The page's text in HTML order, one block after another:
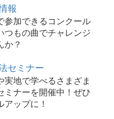
報
参加できるコンクール
つもの曲でチャレンジ
か？
セミナー
実地で学べるさまざま
ミナーを開催中！ぜひ
ップに！